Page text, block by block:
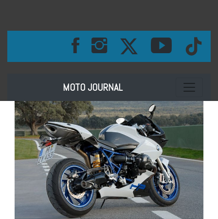
MOTO JOURNAL Toggle